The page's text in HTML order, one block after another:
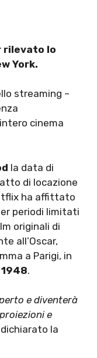
rilevato lo
York.
streaming –
cinema
la data di
di locazione
ha affittato
periodi limitati
originali di
all’Oscar,
a Parigi, in
1948.
e diventerà
e
la